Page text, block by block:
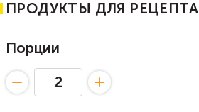
ПРОДУКТЫ ДЛЯ РЕЦЕПТА
Порции